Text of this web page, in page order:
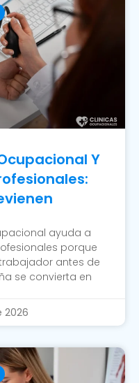
Y
ayuda a
porque
antes de
se convierta en
2026